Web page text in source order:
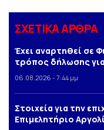
ΣΧΕΤΙΚΑ ΑΡΘΡΑ
Έχει αναρτηθεί σε
τρόπος δήλωσης
06.08.2026 - 7:44 μμ
Στοιχεία για την
Επιμελητήριο